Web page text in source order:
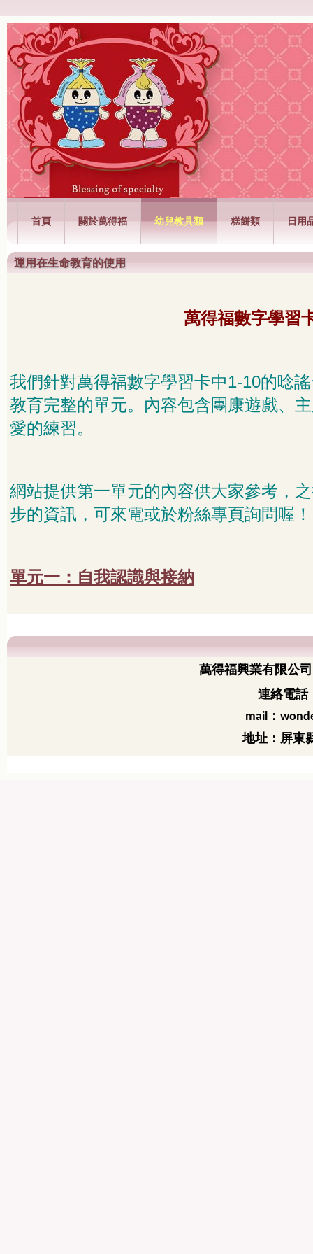
萬得福興業有限公司
首頁 關於萬得福 幼兒教具類 糕餅類 日用
運用在生命教育的使用
萬得福數字學習
我們針對萬得福數字學習卡中1-10的唸
教育完整的單元。內容包含團康遊戲、
愛的練習。
網站提供第一單元的內容供大家參考，
步的資訊，可來電或於粉絲專頁詢問喔！
單元一：自我認識與接納
萬得福興業有限公司
連絡電
mail ：
地址：屏東